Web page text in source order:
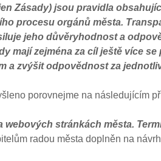
Zásady) jsou pravidla
procesu orgánů města.
jeho důvěryhodnost a
mají zejména za cíl ještě více se
a zvýšit odpovědnost za
porovnejme na následujícím
stránkách města.
radou města doplněn na